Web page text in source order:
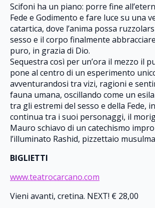
Scifoni ha un piano: porre fine
Fede e Godimento e fare luce su una
catartica, dove l’anima possa
sesso e il corpo finalmente
puro, in grazia di Dio.
Sequestra così per un’ora il mezzo il
pone al centro di un esperimento
avventurandosi tra vizi, ragioni e
fauna umana, oscillando come un
tra gli estremi del sesso e della Fede,
continua tra i suoi personaggi, il
Mauro schiavo di un catechismo
l’illuminato Rashid, pizzettaio
BIGLIETTI
www.teatrocarcano.com
Vieni avanti, cretina. NEXT! € 28,00